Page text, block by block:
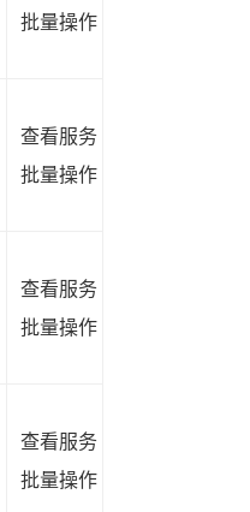
批量操作
查看服务
批量操作
查看服务
批量操作
查看服务
批量操作